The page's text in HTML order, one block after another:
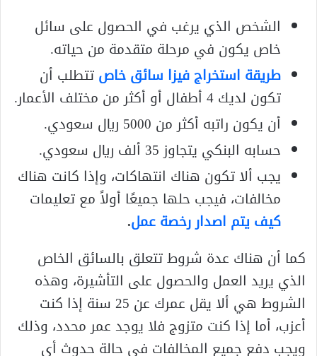
الشخص الذي يرغب في الحصول على سائل
خاص يكون في مرحلة متقدمة من حياته.
طريقة استخراج فيزا سائق خاصتتطلب أن
تكون لديك 4 أطفال أو أكثر من مختلف الأعمار.
أن يكون راتبه أكثر من 5000 ريال سعودي.
حسابه البنكي يتجاوز 35 ألف ريال سعودي.
يجب ألا تكون هناك انتهاكات، وإذا كانت هناك
مخالفات، فيجب حلها جميعًا أولاً مع تعليمات
كيف يتم اصدار رخصة عمل.
كما أن هناك عدة شروط تتعلق بالسائق الخاص
الذي يريد العمل والحصول على التأشيرة، وهذه
الشروط هي ألا يقل عمرك عن 25 سنة إذا كنت
أعزب، أما إذا كنت متزوج فلا يوجد عمر محدد، وذلك
ويجب دفع جميع المخالفات في حالة حدوث أي